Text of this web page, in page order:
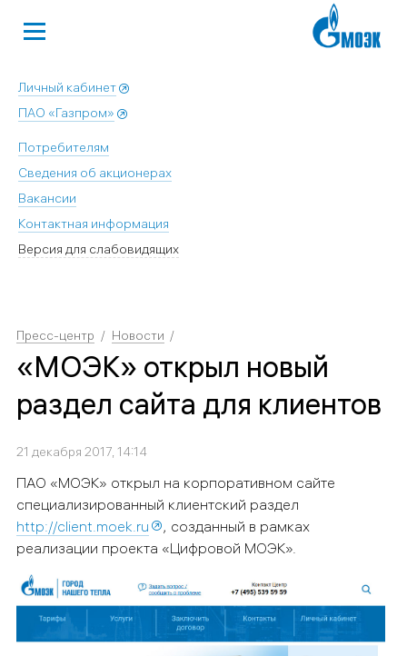
Личный кабинет
ПАО «Газпром»
Потребителям
Сведения об акционерах
Вакансии
Контактная информация
Версия для слабовидящих
Пресс-центр Новости
«МОЭК» открыл новый
раздел сайта для клиентов
21 декабря 2017, 14:14
ПАО «МОЭК» открыл на корпоративном сайте
специализированный клиентский раздел
http://client.moek.ru
, созданный в рамках
реализации проекта «Цифровой МОЭК»